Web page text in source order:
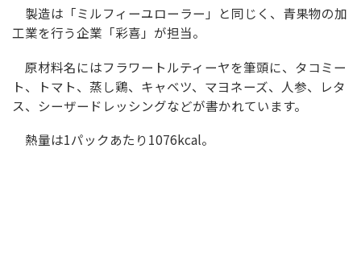
製造は「ミルフィーユローラー」と同じく、青果物の加
工業を行う企業「彩喜」が担当。
原材料名にはフラワートルティーヤを筆頭に、タコミー
ト、トマト、蒸し鶏、キャベツ、マヨネーズ、人参、レタ
ス、シーザードレッシングなどが書かれています。
熱量は1パックあたり1076kcal。